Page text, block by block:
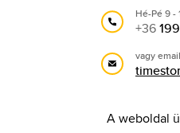
Hé-Pé 9 -
+36
vagy
A weboldal